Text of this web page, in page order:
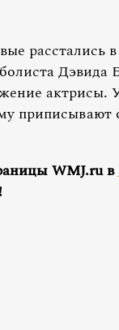
расстались
WMJ.ru в